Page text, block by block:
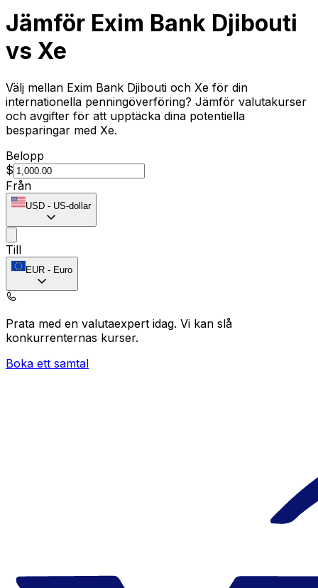
Jämför Exim Bank Djibouti
vs Xe
Välj mellan Exim Bank Djibouti och Xe för din
internationella penningöverföring? Jämför valutakurser
och avgifter för att upptäcka dina potentiella
besparingar med Xe.
Belopp
$
Från
USD - US-dollar
Till
EUR - Euro
Prata med en valutaexpert idag. Vi kan slå
konkurrenternas kurser.
Boka ett samtal